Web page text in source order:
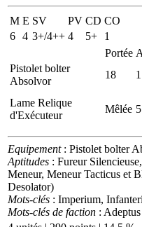
M E SV PV CD CO
6 4 3+/4++ 4 5+
1
Portée A
Pistolet bolter
Absolvor
18 1
Lame Relique
d'Exécuteur
Mêlée 5
Equipement: Pistolet bolter
Aptitudes : Fureur
Meneur, Meneur Tacticus et
Desolator)
Mots-clés : Imperium,
Mots-clés de faction :